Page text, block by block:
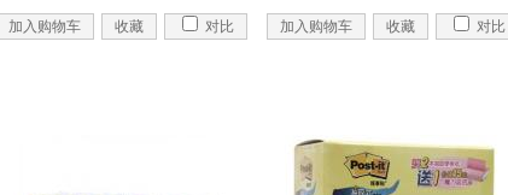
加入购物车 收藏 对比 加入购物车 收藏 对比